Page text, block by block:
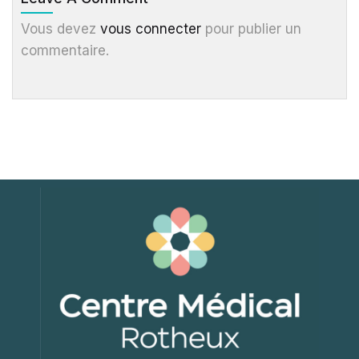
Vous devez vous connecter pour publier un
commentaire.